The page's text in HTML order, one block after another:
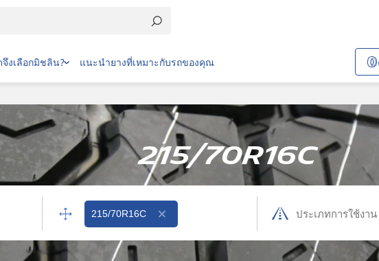
จึงเลือกมิชลิน? แนะนำยางที่เหมาะกับรถของคุณ
215/70R16C
215/70R16C